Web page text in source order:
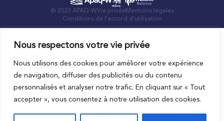
Nous respectons votre vie privée
Nous utilisons des cookies pour améliorer votre expérience
de navigation, diffuser des publicités ou du contenu
personnalisés et analyser notre trafic. En cliquant sur « Tout
accepter », vous consentez à notre utilisation des cookies.
© 2023 APAQ-WVie privée Mentions légales
Conditions de l’accord d’utilisation